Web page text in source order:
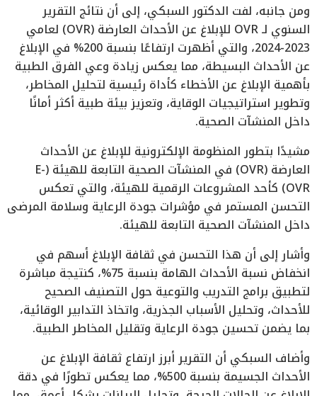
ومن جانبه، لفت الدكتور السبكي، إلى أن نتائج التقرير
السنوي لـ OVR للإبلاغ عن الأحداث العارضة (OVR) لعامي
2023-2024، والتي أظهرت ارتفاعًا بنسبة 200% في الإبلاغ
عن الأحداث البسيطة، مما يعكس زيادة وعي الفرق الطبية
بأهمية الإبلاغ عن الأخطاء كأداة رئيسية لتحليل المخاطر،
وتطوير استراتيجيات الوقاية، وتعزيز بيئة طبية أكثر أمانًا
داخل المنشآت الصحية.
مشيدًا بتطور المنظومة الإلكترونية للإبلاغ عن الأحداث
العارضة (OVR) في المنشآت الصحية التابعة للهيئة (E-
OVR) كأحد المشروعات الرقمية للهيئة، والتي تعكس
التحسن المستمر في مؤشرات جودة الرعاية وسلامة المرضى
داخل المنشآت الصحية التابعة للهيئة.
وأشار إلى أن هذا التحسن في ثقافة الإبلاغ أسهم في
انخفاض نسبة الأحداث الهامة بنسبة 75%، كنتيجة مباشرة
لتطبيق برامج التدريب والتوعية حول التصنيف الصحيح
للأحداث، وتحليل الأسباب الجذرية، واتخاذ التدابير الوقائية،
بما يضمن تحسين جودة الرعاية وتقليل المخاطر الطبية.
وأضاف السبكي أن التقرير أبرز ارتفاع ثقافة الإبلاغ عن
الأحداث الجسيمة بنسبة 500%، مما يعكس تطورًا في دقة